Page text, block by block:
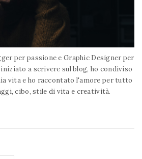
per passione e Graphic Designer per
a scrivere sul blog, ho condiviso
vita e ho raccontato l'amore per tutto
cibo, stile di vita e creatività.